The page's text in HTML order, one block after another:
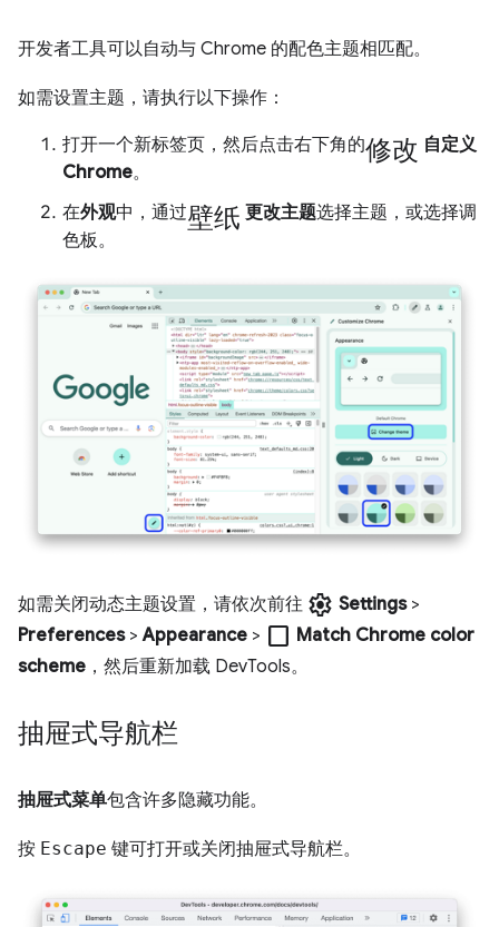
开发者工具可以自动与 Chrome 的配色主题相匹配。
如需设置主题，请执行以下操作：
打开一个新标签页，然后点击右下角的修改 自定义
Chrome。
在外观中，通过壁纸 更改主题选择主题，或选择调
色板。
如需关闭动态主题设置，请依次前往 settings Settings>
Preferences>Appearance > check_box_outline_blank Match Chrome color
scheme ，然后重新加载 DevTools。
抽屉式导航栏
抽屉式菜单包含许多隐藏功能。
按 Escape 键可打开或关闭抽屉式导航栏。